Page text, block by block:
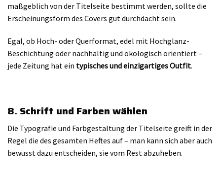
maßgeblich von der Titelseite bestimmt werden, sollte die
Erscheinungsform des Covers gut durchdacht sein.
Egal, ob Hoch- oder Querformat, edel mit Hochglanz-
Beschichtung oder nachhaltig und ökologisch orientiert –
jede Zeitung hat ein typisches und einzigartiges Outfit.
8. Schrift und Farben wählen
Die Typografie und Farbgestaltung der Titelseite greift in der
Regel die des gesamten Heftes auf – man kann sich aber auch
bewusst dazu entscheiden, sie vom Rest abzuheben.